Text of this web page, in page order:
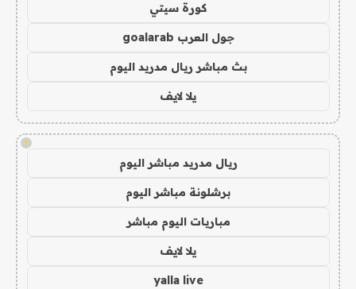
كورة سيتي
جول العرب goalarab
بث مباشر ريال مدريد اليوم
يلا لايف
!
ريال مدريد مباشر اليوم
برشلونة مباشر اليوم
مباريات اليوم مباشر
يلا لايف
yalla live